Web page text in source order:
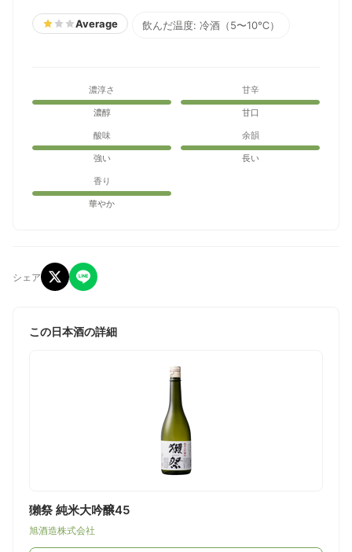
Average 飲んだ温度: 冷酒（5〜10℃）
濃淳さ
濃醇
甘辛
甘口
酸味
強い
余韻
長い
香り
華やか
シェア
この日本酒の詳細
獺祭 純米大吟醸45
旭酒造株式会社